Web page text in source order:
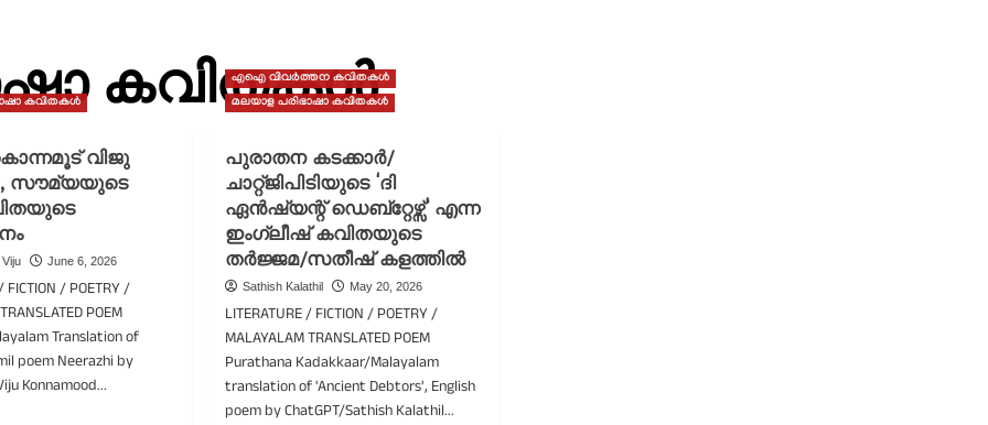
കവിതകൾ
കവിതകൾ
വിജു
സൗമ്യയുടെ
June 6, 2026
FICTION / POETRY /
POEM
Translation of
poem Neerazhi by
Konnamood...
എഐ വിവർത്തന കവിതകൾ
മലയാള പരിഭാഷാ കവിതകൾ
പുരാതന കടക്കാർ/
ചാറ്റ്ജിപിടിയുടെ ‘ദി
ഏൻഷ്യന്റ് ഡെബ്റ്റേഴ്സ്’ എന്ന
ഇംഗ്ലീഷ് കവിതയുടെ
തർജ്ജമ/സതീഷ് കളത്തിൽ
Sathish Kalathil May 20, 2026
LITERATURE / FICTION / POETRY /
MALAYALAM TRANSLATED POEM
Purathana Kadakkaar/Malayalam
translation of 'Ancient Debtors', English
poem by ChatGPT/Sathish Kalathil...